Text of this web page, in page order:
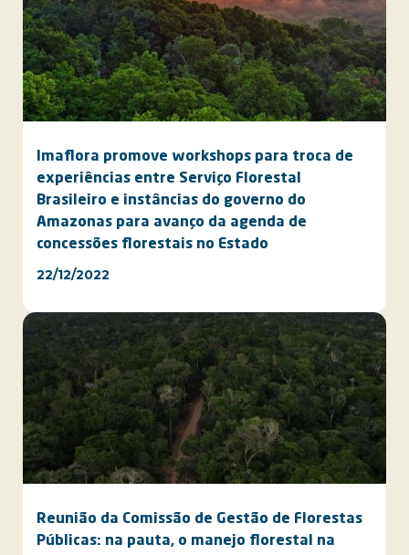
Imaflora promove workshops para troca de
experiências entre Serviço Florestal
Brasileiro e instâncias do governo do
Amazonas para avanço da agenda de
concessões florestais no Estado
22/12/2022
Reunião da Comissão de Gestão de Florestas
Públicas: na pauta, o manejo florestal na